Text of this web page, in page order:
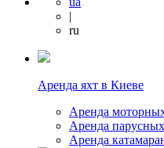
|
ru
Аренда яхт в Киеве
Аренда
Аренда
Аренда